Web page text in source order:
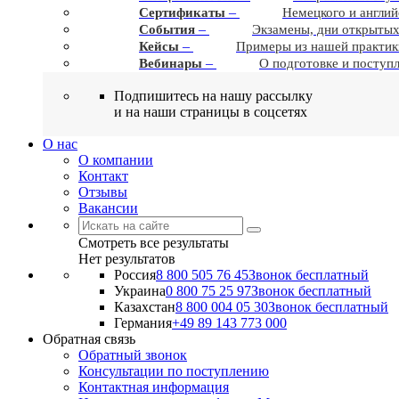
Сертификаты –
Немецкого и
События –
Экзамены, дни
Кейсы –
Примеры из нашей
Вебинары – О подготовке и
Подпишитесь на нашу рассылку
и на наши страницы в соцсетях
О нас
О компании
Контакт
Отзывы
Вакансии
Смотреть все результаты
Нет результатов
Россия8 800 505 76 45Звонок бесплатный
Украина0 800 75 25 97Звонок бесплатный
Казахстан8 800 004 05 30Звонок бесплатный
Германия+49 89 143 773 000
Обратная связь
Обратный звонок
Консультации по поступлению
Контактная информация